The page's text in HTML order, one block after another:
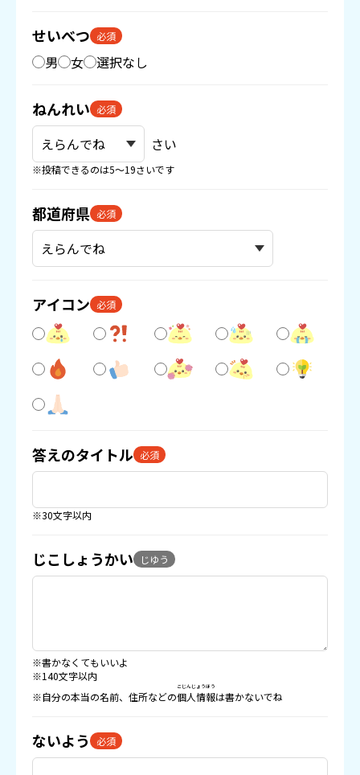
せいべつ 必須
男 女 選択なし
ねんれい 必須
さい
※投稿できるのは5〜19さいです
都道府県 必須
アイコン 必須
答えのタイトル 必須
※30文字以内
じこしょうかい じゆう
※書かなくてもいいよ
※140文字以内
※自分の本当の名前、住所などの個人情報
こじんじょうほう
は書かないでね
ないよう 必須